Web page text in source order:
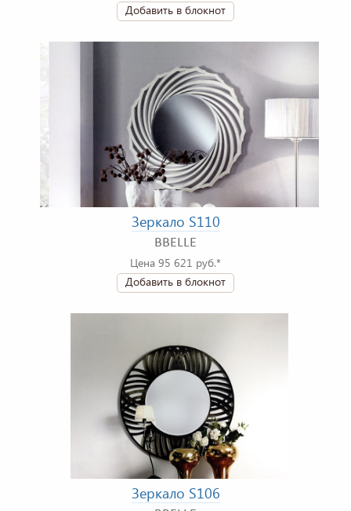
Добавить в блокнот
Зеркало S110
BBELLE
Цена 95 621 руб.*
Добавить в блокнот
Зеркало S106